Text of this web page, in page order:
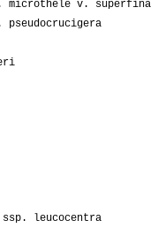
microthele v. superfina
pseudocrucigera
ssp. leucocentra